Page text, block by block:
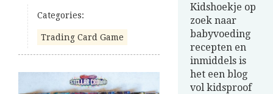
Categories:
Trading Card Game
Kidshoekje op
zoek naar
babyvoeding
recepten en
inmiddels is
het een blog
vol kidsproof